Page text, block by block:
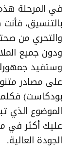
في المرحلة
بالتنسيق،
والتحري من
ودون جميع
وستفيد
على مصادر
بودكاست)
الموضوع
عليك أكثر في
الجودة العالية.